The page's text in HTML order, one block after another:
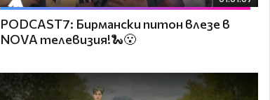
PODCAST7: Бирмански питон влезе в
NOVA телевизия!🐍😮